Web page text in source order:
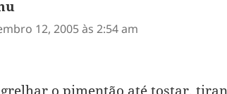
12, 2005 às 2:54 am